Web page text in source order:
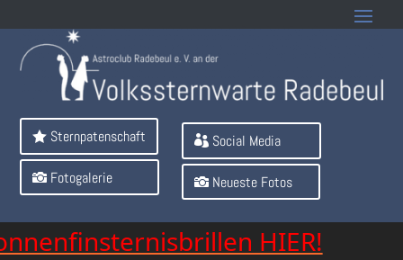
Sternpatenschaft
Fotogalerie
Social Media
Neueste Fotos
HIER!